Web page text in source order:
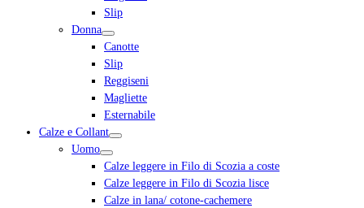
Slip
Donna
Canotte
Slip
Reggiseni
Magliette
Esternabile
Calze e Collant
Uomo
Calze leggere in Filo di Scozia a coste
Calze leggere in Filo di Scozia lisce
Calze in lana/ cotone-cachemere